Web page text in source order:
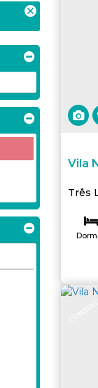
Vila
Três